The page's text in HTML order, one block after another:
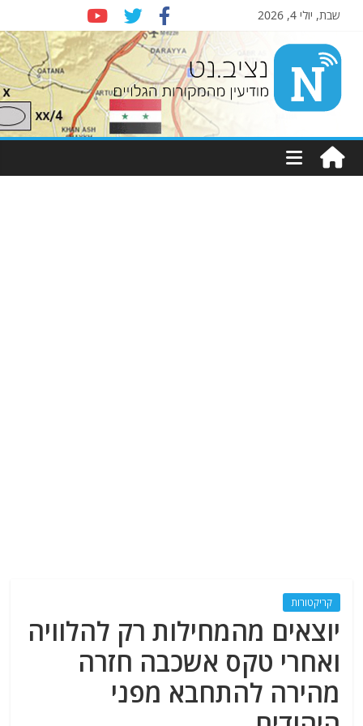
שבת, יולי 4, 2026
Nziv.net
מודיעין
מהמקורות
קריקטורות
יוצאים מהמחילות רק להלוויה
ואחרי טקס אשכבה חזרה
מהירה להתחבא מפני